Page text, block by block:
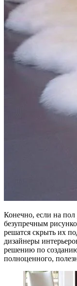
Конечно, если на
безупречным
решатся скрыть их
дизайнеры
решению по
полноценного,